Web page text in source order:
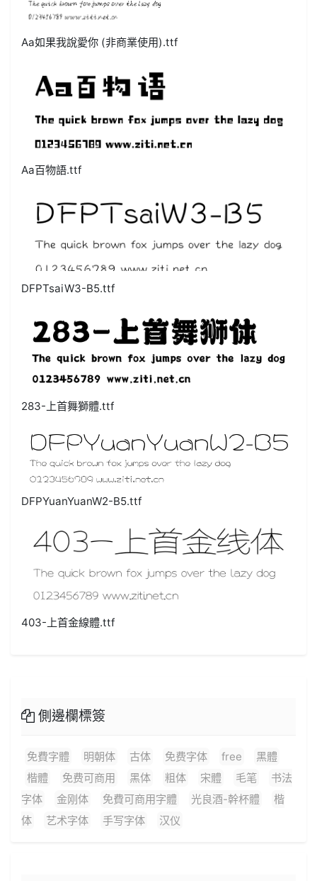
Aa如果我說愛你 (非商業使用).ttf
Aa百物語.ttf
DFPTsaiW3-B5.ttf
283-上首舞獅體.ttf
DFPYuanYuanW2-B5.ttf
403-上首金線體.ttf
側邊欄標簽
免費字體 明朝体 古体 免费字体 free
黑體
楷體
免费可商用 黑体 粗体 宋體 毛笔
书法
字体
金刚体 免費可商用字體 光良酒-幹杯體
楷
体
艺术字体 手写字体 汉仪